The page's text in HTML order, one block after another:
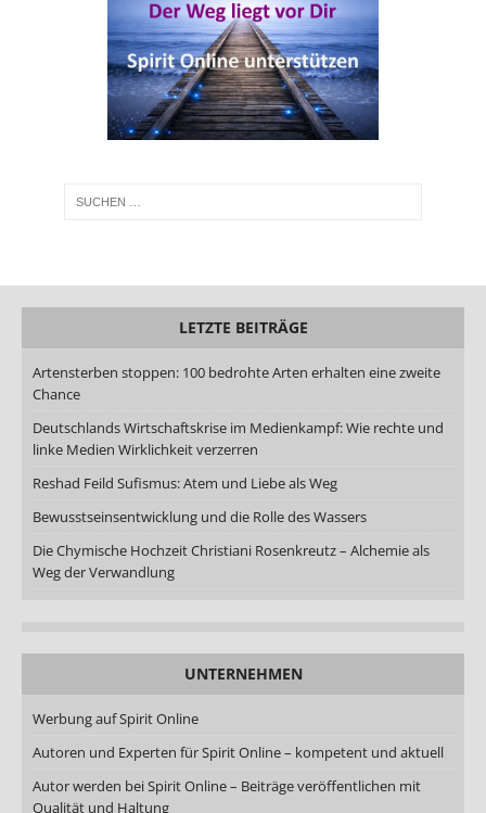
LETZTE BEITRÄGE
Artensterben stoppen: 100 bedrohte Arten erhalten eine zweite
Chance
Deutschlands Wirtschaftskrise im Medienkampf: Wie rechte und
linke Medien Wirklichkeit verzerren
Reshad Feild Sufismus: Atem und Liebe als Weg
Bewusstseinsentwicklung und die Rolle des Wassers
Die Chymische Hochzeit Christiani Rosenkreutz – Alchemie als
Weg der Verwandlung
UNTERNEHMEN
Werbung auf Spirit Online
Autoren und Experten für Spirit Online – kompetent und aktuell
Autor werden bei Spirit Online – Beiträge veröffentlichen mit
Qualität und Haltung